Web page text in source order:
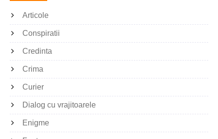
Articole
Conspiratii
Credinta
Crima
Curier
Dialog cu vrajitoarele
Enigme